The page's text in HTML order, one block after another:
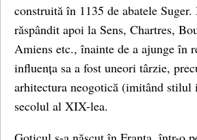
construită în 1135 de abatele Suger.
răspândit apoi la Sens, Chartres,
Amiens etc., înainte de a ajunge în
influența sa a fost uneori târzie,
arhitectura neogotică (imitând stilul
secolul al XIX-lea.